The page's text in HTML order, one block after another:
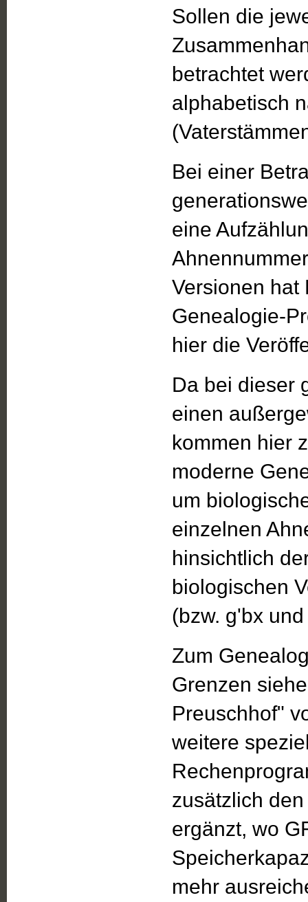
Sollen die
betrachtet
alphabetisch
Bei einer
eine
Versionen hat
Genealogie-
hier die
Da bei dieser
einen
kommen hier
moderne
um
einzelnen
hinsichtlich
biologischen
(bzw. g'bx
Zum
Grenzen
Preuschhof"
weitere
zusätzlich
ergänzt, wo
mehr